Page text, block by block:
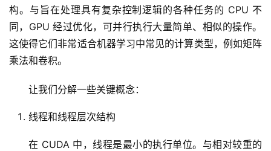
构。与旨在处理具有复杂控制逻辑的各种任务的 CPU 不
同，GPU 经过优化，可并行执行大量简单、相似的操作。
这使得它们非常适合机器学习中常见的计算类型，例如矩阵
乘法和卷积。
让我们分解一些关键概念：
线程和线程层次结构
在 CUDA 中，线程是最小的执行单位。与相对较重的